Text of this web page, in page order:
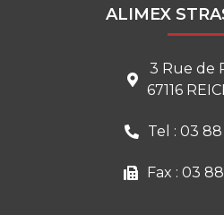
ALIMEX
3 Rue de
67116
Tel : 03 88
Fax : 03